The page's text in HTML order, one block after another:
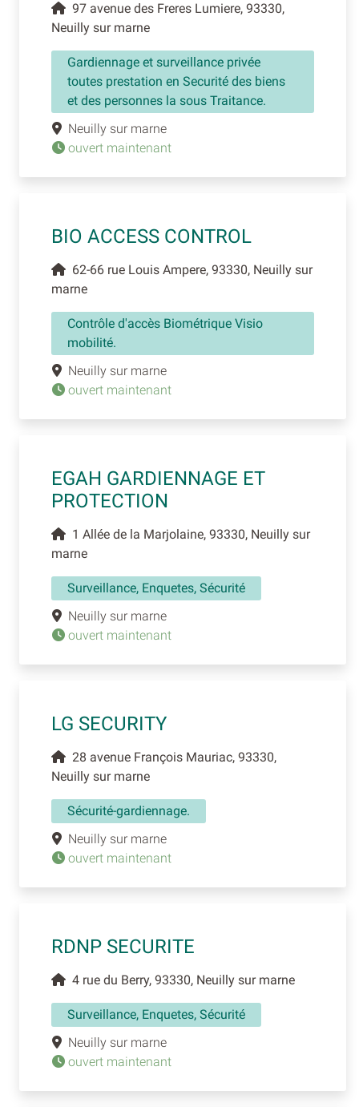
97 avenue des Freres Lumiere, 93330,
Neuilly sur marne
Gardiennage et surveillance privée
toutes prestation en Securité des biens
et des personnes la sous Traitance.
Neuilly sur marne
ouvert maintenant
BIO ACCESS CONTROL
62-66 rue Louis Ampere, 93330, Neuilly sur
marne
Contrôle d'accès Biométrique Visio
mobilité.
Neuilly sur marne
ouvert maintenant
EGAH GARDIENNAGE ET
PROTECTION
1 Allée de la Marjolaine, 93330, Neuilly sur
marne
Surveillance, Enquetes, Sécurité
Neuilly sur marne
ouvert maintenant
LG SECURITY
28 avenue François Mauriac, 93330,
Neuilly sur marne
Sécurité-gardiennage.
Neuilly sur marne
ouvert maintenant
RDNP SECURITE
4 rue du Berry, 93330, Neuilly sur marne
Surveillance, Enquetes, Sécurité
Neuilly sur marne
ouvert maintenant